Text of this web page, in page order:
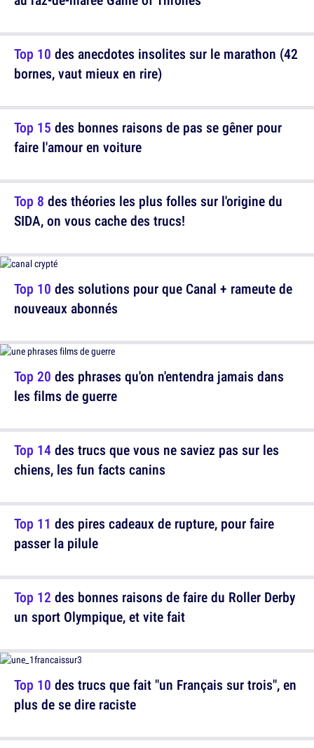
Top 10 des anecdotes insolites sur le marathon (42
bornes, vaut mieux en rire)
Top 8 des théories les plus folles sur l'origine du
SIDA, on vous cache des trucs!
Top 20 des phrases qu'on n'entendra jamais dans
les films de guerre
Top 11 des pires cadeaux de rupture, pour faire
passer la pilule
Top 10 des trucs que fait "un Français sur trois", en
plus de se dire raciste
Top 15 des bonnes raisons de pas se gêner pour
faire l'amour en voiture
Top 10 des solutions pour que Canal + rameute de
nouveaux abonnés
Top 14des trucs que vous ne saviez pas sur les
chiens, les fun facts canins
Top 12 des bonnes raisons de faire du Roller Derby
un sport Olympique, et vite fait